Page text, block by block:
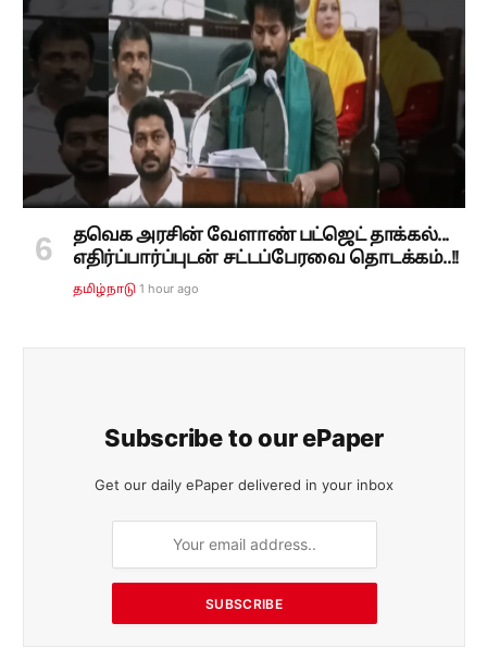
தவெக அரசின் வேளாண் பட்ஜெட் தாக்கல்...
எதிர்ப்பார்ப்புடன் சட்டப்பேரவை தொடக்கம்..!!
தமிழ்நாடு 1 hour ago
Subscribe to our ePaper
Get our daily ePaper delivered in your inbox
SUBSCRIBE